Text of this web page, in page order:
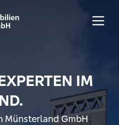
Menü
IM
Münsterland GmbH